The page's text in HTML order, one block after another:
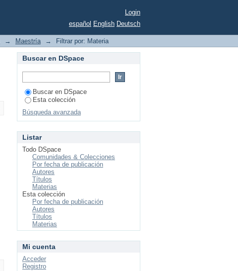
Login
español English Deutsch
→ Maestría → Filtrar por: Materia
Buscar en DSpace
Buscar en DSpace
Esta colección
Búsqueda avanzada
Listar
Todo DSpace
Comunidades & Colecciones
Por fecha de publicación
Autores
Títulos
Materias
Esta colección
Por fecha de publicación
Autores
Títulos
Materias
Mi cuenta
Acceder
Registro